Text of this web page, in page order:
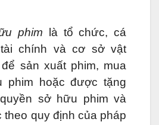
phim là tổ chức, cá
chính và cơ sở vật
sản xuất phim, mua
phim hoặc được tặng
sở hữu phim và
theo quy định của pháp